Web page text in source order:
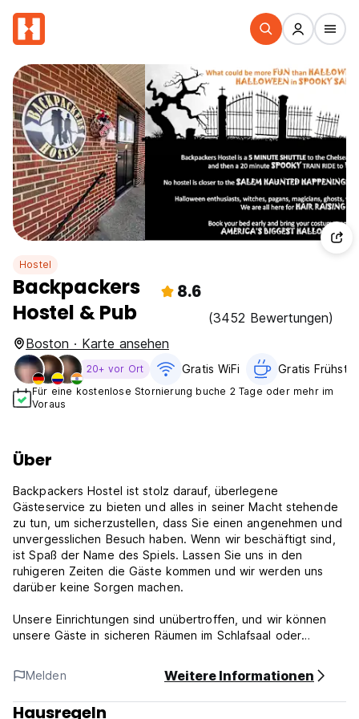
Hostel
Backpackers
Hostel & Pub
8.6
(3452 Bewertungen)
Boston · Karte ansehen
20+ vor Ort Gratis WiFi Gratis
Für eine kostenlose Stornierung buche 2 Tage oder mehr im
Voraus
Über
Backpackers Hostel ist stolz darauf, überlegene
Gästeservice zu bieten und alles in seiner Macht stehende
zu tun, um sicherzustellen, dass Sie einen angenehmen und
unvergesslichen Besuch haben. Wenn wir beschäftigt sind,
ist Spaß der Name des Spiels. Lassen Sie uns in den
ruhigeren Zeiten die Gäste kommen und wir werden uns
darüber keine Sorgen machen.
Unsere Einrichtungen sind unübertroffen, und wir können
unsere Gäste in sicheren Räumen im Schlafsaal oder
Zimmern unterbringen. Alle Zimmer werden kürzlich in jedem
Zimmer mit Enuiten und Küchenzahlen renoviert. Wie bei
den meisten Hostels erzwingen wir eine strikte No-Raucher-
Richtlinie eines Produkts in unserer Einrichtung.
Melden Weitere Informationen
Hausregeln